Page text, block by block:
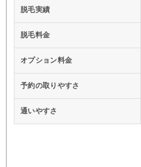
脱毛実績
脱毛料金
オプション料金
予約の取りやすさ
通いやすさ